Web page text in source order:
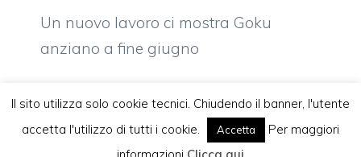
Un nuovo lavoro ci mostra Goku
anziano a fine giugno
Komixjam.it © 2026 Tutti i diritti riservati
Il sito utilizza solo cookie tecnici. Chiudendo il banner, l'utente
accetta l'utilizzo di tutti i cookie.
Accetta
Per maggiori
Vuoi pubblicare sul nostro network?